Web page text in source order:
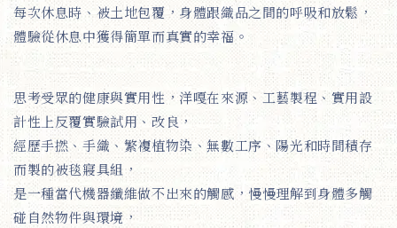
每次休息時、被土地包覆，身體跟織品之間的呼吸和放鬆，
體驗從休息中獲得簡單而真實的幸福。
思考受眾的健康與實用性，洋嘎在來源、工藝製程、實用設
計性上反覆實驗試用、改良，
經歷手撚、手織、繁複植物染、無數工序、陽光和時間積存
而製的被毯寢具組，
是一種當代機器纖維做不出來的觸感，慢慢理解到身體多觸
碰自然物件與環境，